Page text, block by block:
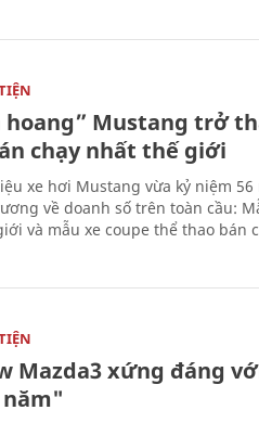
hoang” Mustang trở
chạy nhất thế giới
xe hơi Mustang vừa kỷ niệm
về doanh số trên toàn cầu:
và mẫu xe coupe thể thao bán
Mazda3 xứng đáng
năm"